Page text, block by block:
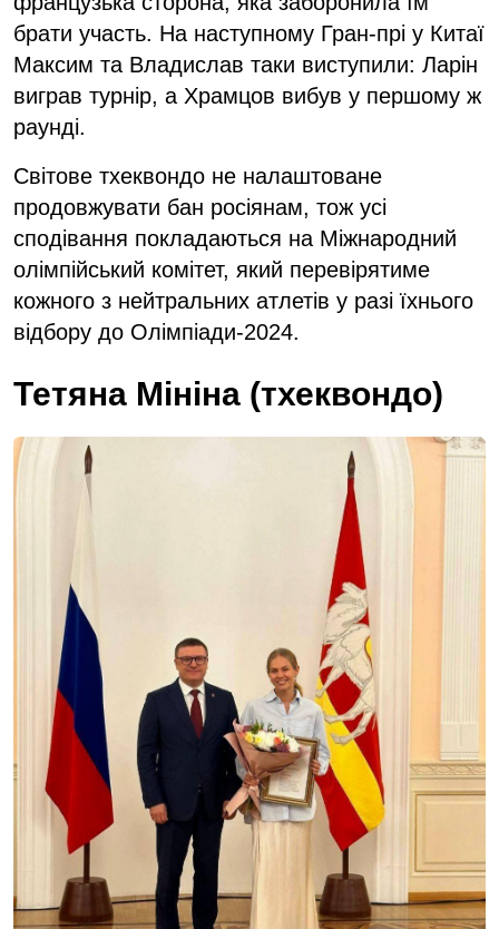
брати участь. На наступному Гран-прі у Китаї
Максим та Владислав таки виступили: Ларін
виграв турнір, а Храмцов вибув у першому ж
раунді.
Світове тхеквондо не налаштоване
продовжувати бан росіянам, тож усі
сподівання покладаються на Міжнародний
олімпійський комітет, який перевірятиме
кожного з нейтральних атлетів у разі їхнього
відбору до Олімпіади-2024.
Тетяна Мініна (тхеквондо)